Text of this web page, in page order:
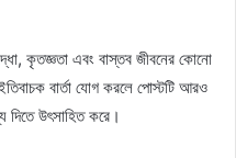
কৃতজ্ঞতা এবং বাস্তব জীবনের কোনো
বার্তা যোগ করলে পোস্টটি আরও
দিতে উৎসাহিত করে।